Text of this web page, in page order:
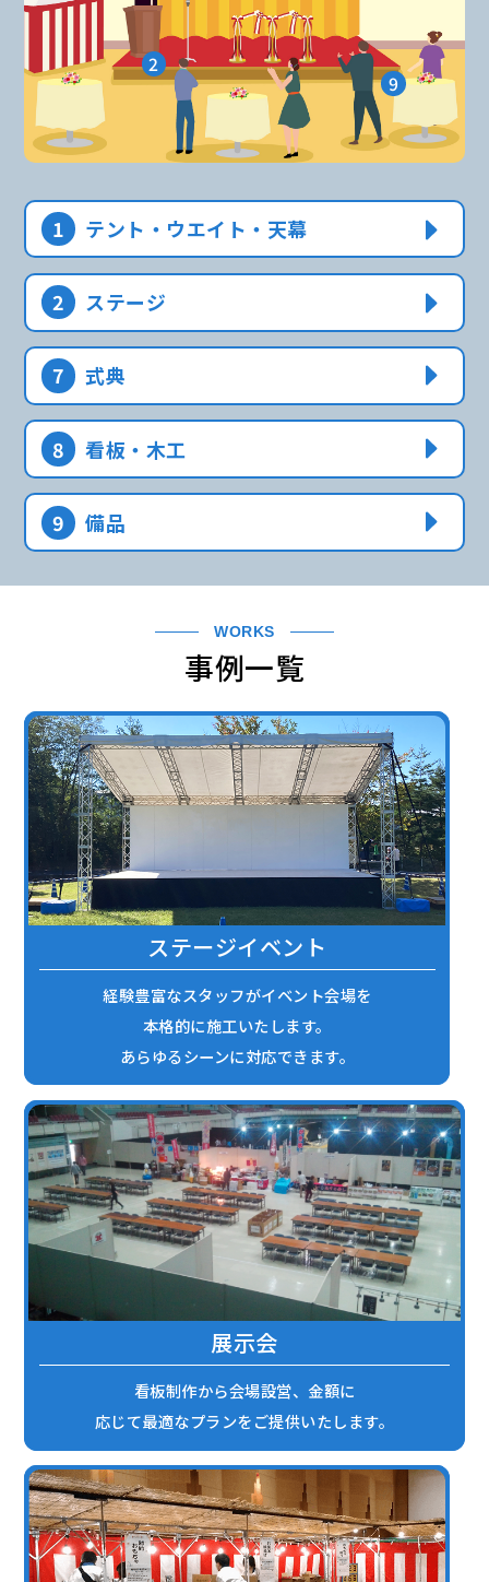
2
9
1 テント・ウエイト・天幕
2 ステージ
7 式典
8 看板・木工
9 備品
WORKS
事例一覧
ステージイベント
経験豊富なスタッフがイベント会場を
本格的に施工いたします。
あらゆるシーンに対応できます。
展示会
看板制作から会場設営、金額に
応じて最適なプランをご提供いたします。